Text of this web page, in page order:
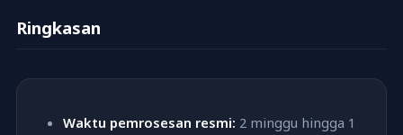
dokumen lengkap dan akurat sebelum pengajuan adalah cara
paling efektif untuk menghindari keterlambatan.
login ke akun Anda. Jika Anda mengajukan secara langsung di
Siapkan nomor tanda terima saat menelepon.
Ringkasan
Waktu pemrosesan resmi: 2 minggu hingga 1